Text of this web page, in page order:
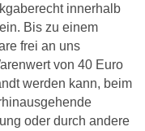
innerhalb
Bis zu einem
frei an uns
von 40 Euro
werden kann, beim
oder durch andere